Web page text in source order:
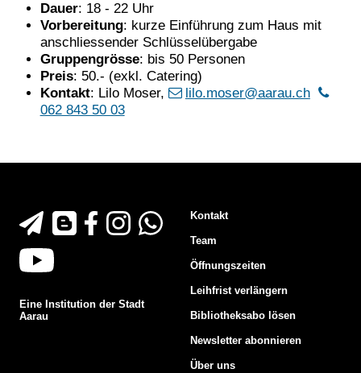
Dauer: 18 - 22 Uhr
Vorbereitung: kurze Einführung zum Haus mit
anschliessender Schlüsselübergabe
Gruppengrösse: bis 50 Personen
Preis: 50.- (exkl. Catering)
Kontakt: Lilo Moser,
lilo.moser@aarau.ch
062 843 50 03
Footer
An-/Abmeldung Newsletter
Blog der Stadtbibliothek Aarau
Facebook der Stadtbibliothek Aarau
Instagram der Stadtbibliothek Aarau
WhatsApp Newsletter der Stadtbibliothek
Youtube-Channel der Stadtbibliothek Aarau
Eine Institution der Stadt
Aarau
Kontakt
Team
Öffnungszeiten
Leihfrist verlängern
Bibliotheksabo lösen
Newsletter abonnieren
Über uns